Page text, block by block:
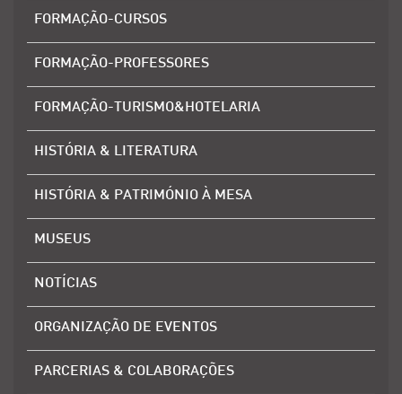
FORMAÇÃO-CURSOS
FORMAÇÃO-PROFESSORES
FORMAÇÃO-TURISMO&HOTELARIA
HISTÓRIA & LITERATURA
HISTÓRIA & PATRIMÓNIO À MESA
MUSEUS
NOTÍCIAS
ORGANIZAÇÃO DE EVENTOS
PARCERIAS & COLABORAÇÕES